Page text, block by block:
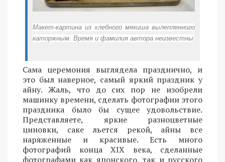
Макет-картина из хлебного мякиша вылепленного
каторжным. Время и фамилия автора неизвестны
Сама церемония выглядела празднично, и
это был наверное, самый яркий праздник у
айну. Жаль, что до сих пор не изобрели
машинку времени, сделать фотографии этого
праздника было бы сущее удовольствие.
Представляете, яркие разноцветные
циновки, саке льется рекой, айны все
наряженные и красивые. Есть много
фотографий конца XIX века, сделанные
фотографами как японского, так и русского